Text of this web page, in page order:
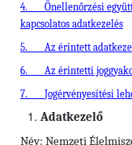
4.
Önellenőrzési
kapcsolatos adatkezelés
5.
Az érintett
6.
Az érintetti
7.
Jogérvényesítési
Adatkezelő
Név: Nemzeti